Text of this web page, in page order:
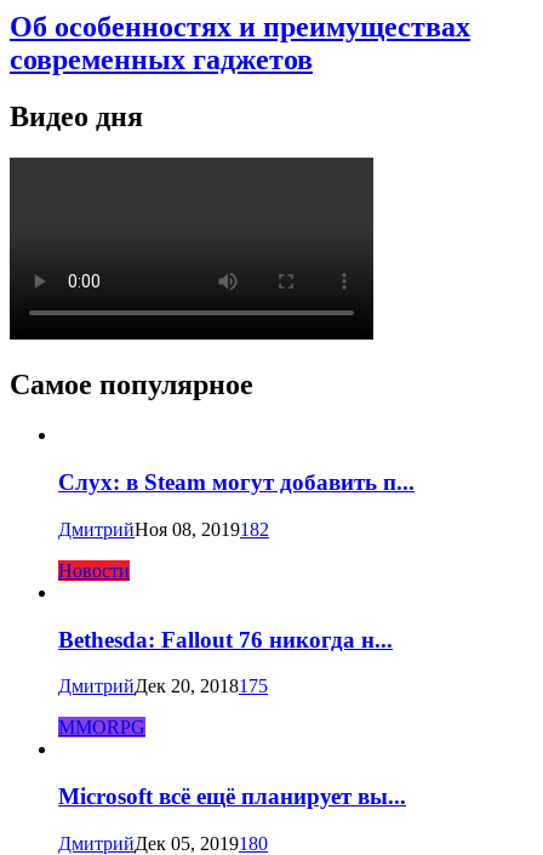
Об особенностях и преимуществах
современных гаджетов
Видео дня
Самое популярное
Слух: в Steam могут добавить п...
ДмитрийНоя 08, 2019182
Новости
Bethesda: Fallout 76 никогда н...
ДмитрийДек 20, 2018175
MMORPG
Microsoft всё ещё планирует вы...
ДмитрийДек 05, 2019180